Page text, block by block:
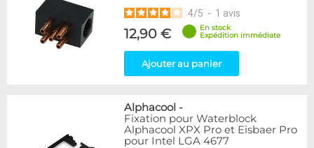
4/5 - 1 avis
12,90 €
En stock
Expédition immédiate
Ajouter au panier
Alphacool -
Fixation pour Waterblock
Alphacool XPX Pro et Eisbaer Pro
pour Intel LGA 4677